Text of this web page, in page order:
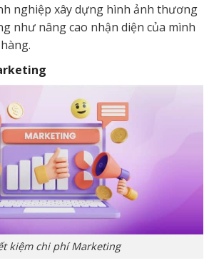
nghiệp xây dựng hình ảnh thương
như nâng cao nhận diện của mình
kiệm chi phí Marketing